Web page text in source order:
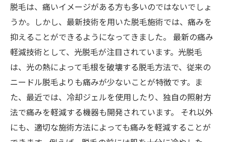
脱毛は、痛いイメージがある方も多いのではないでしょ
うか。しかし、最新技術を用いた脱毛施術では、痛みを
抑えることができるようになってきました。 最新の痛み
軽減技術として、光脱毛が注目されています。光脱毛
は、光の熱によって毛根を破壊する脱毛方法で、従来の
ニードル脱毛よりも痛みが少ないことが特徴です。ま
た、最近では、冷却ジェルを使用したり、独自の照射方
法で痛みを軽減する機器も開発されています。 それ以外
にも、適切な施術方法によっても痛みを軽減することが